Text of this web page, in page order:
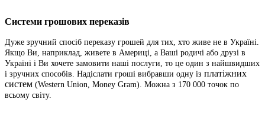
Системи грошових переказів
Дуже зручний спосіб переказу грошей для тих, хто живе не в Україні.
Якщо Ви, наприклад, живете в Америці, а Ваші родичі або друзі в
Україні і Ви хочете замовити наші послуги, то це один з найшвидших
і зручних способів. Надіслати гроші вибравши одну із платіжних
систем (Western Union, Money Gram). Можна з 170 000 точок по
всьому світу.